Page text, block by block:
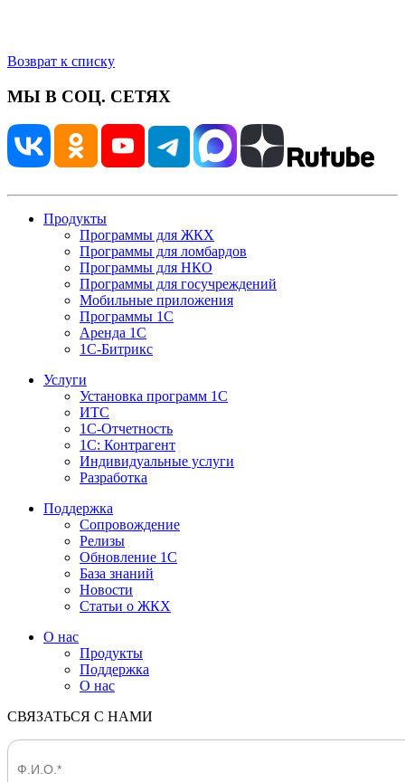
Возврат к списку
МЫ В СОЦ. СЕТЯХ
Продукты
Программы для ЖКХ
Программы для ломбардов
Программы для НКО
Программы для госучреждений
Мобильные приложения
Программы 1С
Аренда 1С
1С-Битрикс
Услуги
Установка программ 1С
ИТС
1С-Отчетность
1С: Контрагент
Индивидуальные услуги
Разработка
Поддержка
Сопровождение
Релизы
Обновление 1С
База знаний
Новости
Статьи о ЖКХ
О нас
Продукты
Поддержка
О нас
СВЯЗАТЬСЯ С НАМИ